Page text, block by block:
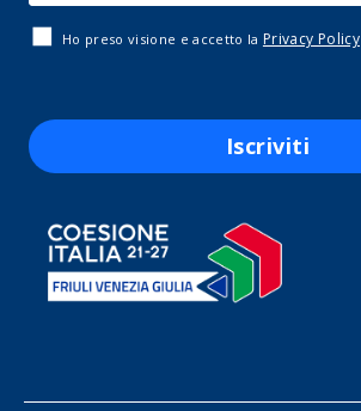
Ho preso visione e accetto la Privacy Policy
Iscriviti